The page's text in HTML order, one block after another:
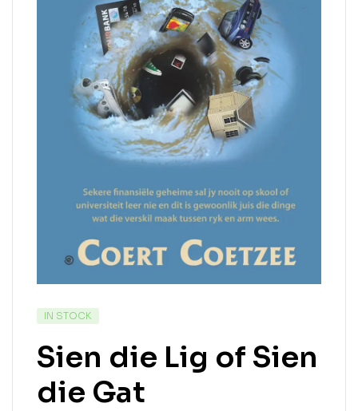
IN STOCK
Sien die Lig of Sien
die Gat